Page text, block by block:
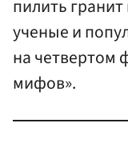
пилить
ученые и
на четвертом
мифов».